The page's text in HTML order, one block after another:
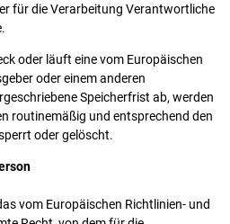
für die Verarbeitung Verantwortliche
oder läuft eine vom Europäischen
oder einem anderen
Speicherfrist ab, werden
routinemäßig und entsprechend den
oder gelöscht.
vom Europäischen Richtlinien- und